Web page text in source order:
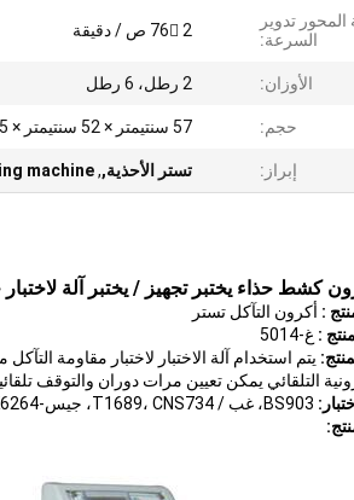
المحور تدوير
السرعة:
76 2 ص / دقيقة
الأوزان: 2 رطل، 6 رطل
حجم: 57 سنتيمتر × 52 سنتيمتر × 45 سنتيمتر
إبراز: تستر الأحذية,,
machine
كشط حذاء يختبر تجهيز / يختبر آلة لاختبار
: أكرون التآكل تستر
: غ-5014
يتم استخدام آلة الاختبار لاختبار مقاومة
التلقائي يمكن تعيين مرات دوران والتوقف